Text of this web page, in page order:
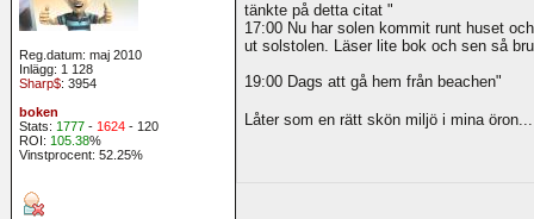
Reg.datum: maj 2010
Inlägg: 1 128
Sharp$: 3954
boken
Stats: 1777 - 1624 - 120
ROI: 105.38%
Vinstprocent: 52.25%
tänkte på detta citat "
17:00 Nu har solen kommit runt huset
ut solstolen. Läser lite bok och sen så
19:00 Dags att gå hem från beachen"
Låter som en rätt skön miljö i mina